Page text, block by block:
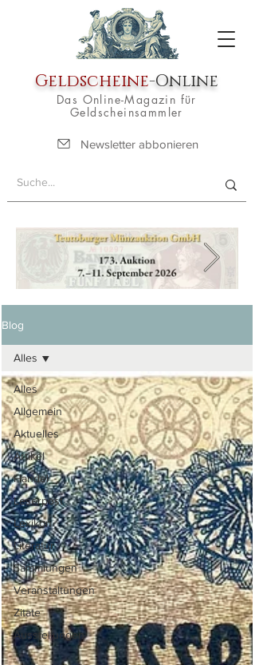
Geldscheine-Online
Das Online-Magazin für
Geldscheinsammler
Newsletter abbonieren
Blog
Alles
Allgemein
Aktuelles
Artikel
Handel
Leserpost
Lexikon
Literatur
Sammlungen
Veranstaltungen
Zitate
Ausstellungen
Alles